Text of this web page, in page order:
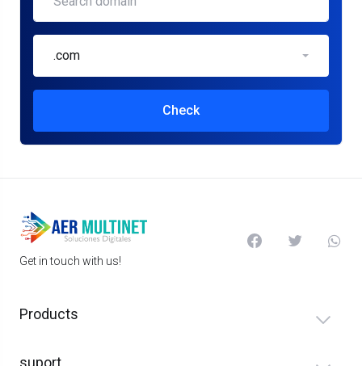
.com
Check
Get in touch with us!
Products
suport